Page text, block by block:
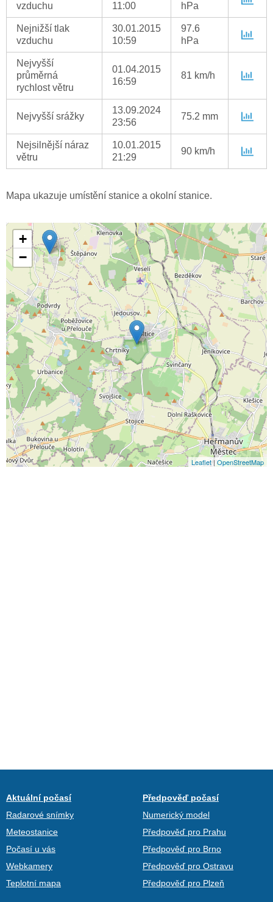
vzduchu
11:00
hPa
Nejnižší tlak
vzduchu
30.01.2015
10:59
97.6
hPa
Nejvyšší
průměrná
rychlost větru
01.04.2015
16:59
81 km/h
Nejvyšší srážky
13.09.2024
23:56
75.2 mm
Nejsilnější náraz
větru
10.01.2015
21:29
90 km/h
Mapa ukazuje umístění stanice a okolní stanice.
+
−
Leaflet| OpenStreetMap
Aktuální počasí
Radarové snímky
Meteostanice
Počasí u vás
Webkamery
Teplotní mapa
Předpověď počasí
Numerický model
Předpověď pro Prahu
Předpověď pro Brno
Předpověď pro Ostravu
Předpověď pro Plzeň